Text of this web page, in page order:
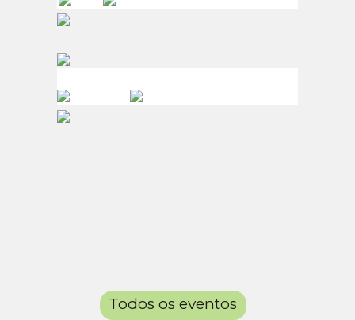
Todos os eventos